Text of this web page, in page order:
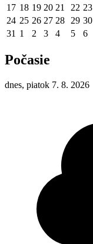
17 18 19 20 21 22 23
24 25 26 27 28 29 30
31 1 2 3 4 5 6
Počasie
dnes, piatok 7. 8. 2026